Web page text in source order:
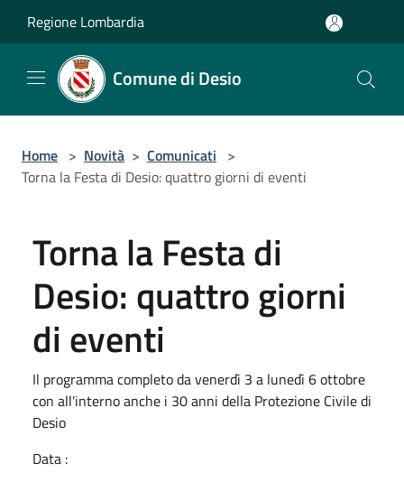
Regione Lombardia
Comune di Desio
Home > Novità > Comunicati >
Torna la Festa di Desio: quattro giorni di eventi
Torna la Festa di
Desio: quattro giorni
di eventi
Il programma completo da venerdì 3 a lunedì 6 ottobre
con all'interno anche i 30 anni della Protezione Civile di
Desio
Data :